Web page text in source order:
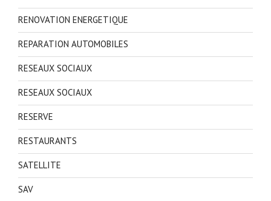
RENOVATION ENERGETIQUE
REPARATION AUTOMOBILES
RESEAUX SOCIAUX
RESEAUX SOCIAUX
RESERVE
RESTAURANTS
SATELLITE
SAV